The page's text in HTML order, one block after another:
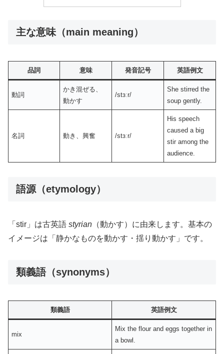
主な意味（main meaning）
品詞 意味 発音記号 英語例文
動詞
かき混ぜる、
動かす
/stɜːr/
She stirred the
soup gently.
名詞 動き、興奮 /stɜːr/
His speech
caused a big
stir among the
audience.
語源（etymology）
「stir」は古英語 styrian （動かす）に由来します。基本の
イメージは「静かなものを動かす・揺り動かす」です。
類義語（synonyms）
類義語 英語例文
mix
Mix the flour and eggs together in
a bowl.